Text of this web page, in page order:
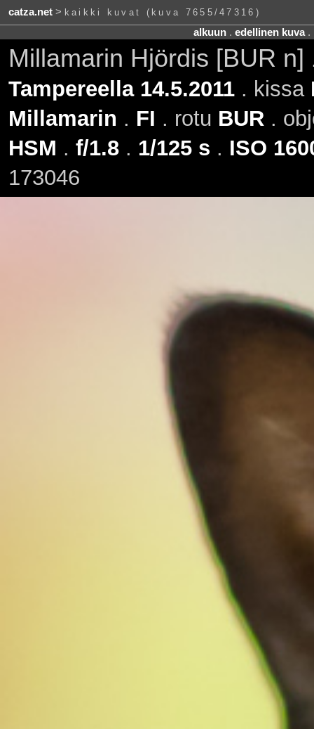
catza.net> kaikki kuvat (kuva 7655/47316)
alkuun. edellinen kuva.
Millamarin Hjördis [BUR n]
Tampereella 14.5.2011. kissa
Millamarin . FI . rotu BUR .
HSM . f/1.8. 1/125 s . ISO
173046